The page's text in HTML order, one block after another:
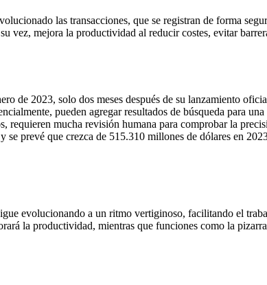
las transacciones, que se registran de forma
vez, mejora la productividad al reducir costes, evitar
de 2023, solo dos meses después de su lanzamiento
pueden agregar resultados de búsqueda para
requieren mucha revisión humana para comprobar la
prevé que crezca de 515.310 millones de dólares en
evolucionando a un ritmo vertiginoso, facilitando el
la productividad, mientras que funciones como la